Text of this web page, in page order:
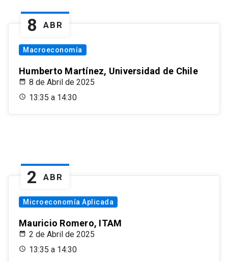
8 ABR
Macroeconomía
Humberto Martínez, Universidad de Chile
8 de Abril de 2025
13:35 a 14:30
2 ABR
Microeconomía Aplicada
Mauricio Romero, ITAM
2 de Abril de 2025
13:35 a 14:30